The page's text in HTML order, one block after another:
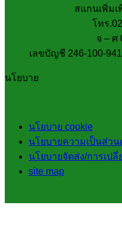
สแกนเพิ่มเ
โทร
จ – ศ
เลขบัญชี 246-100-
นโยบาย
นโยบาย cookie
นโยบายความเป็นส่วน
นโยบายจัดส่ง/การเป
site map